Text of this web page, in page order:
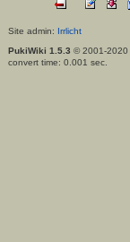
Site admin: Irrlicht
PukiWiki 1.5.3 © 2001-2020
convert time: 0.001 sec.